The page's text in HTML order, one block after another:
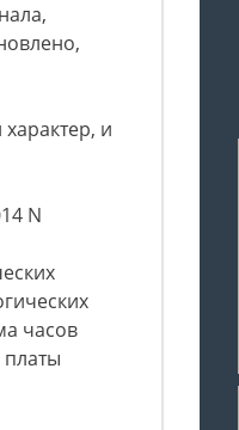
и
N
часов
платы